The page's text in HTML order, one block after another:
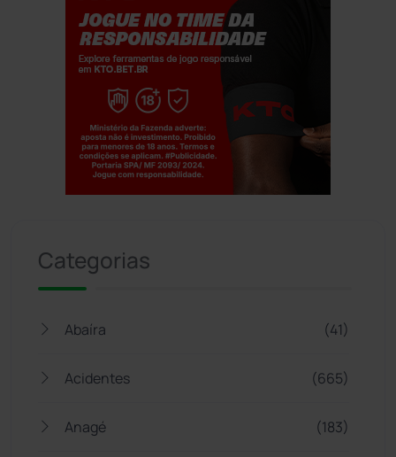
Categorias
Abaíra (41)
Acidentes (665)
Anagé (183)